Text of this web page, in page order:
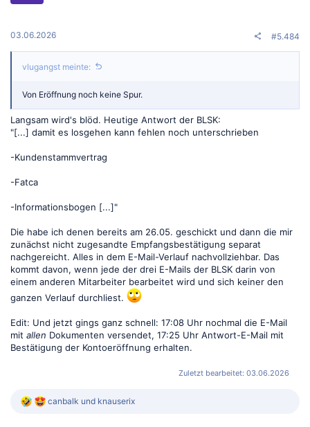
:
03.06.2026 #5.484
vlugangst meinte:
Von Eröffnung noch keine Spur.
Langsam wird's blöd. Heutige Antwort der BLSK:
"[...] damit es losgehen kann fehlen noch unterschrieben
-Kundenstammvertrag
-Fatca
-Informationsbogen [...]"
Die habe ich denen bereits am 26.05. geschickt und dann die mir
zunächst nicht zugesandte Empfangsbestätigung separat
nachgereicht. Alles in dem E-Mail-Verlauf nachvollziehbar. Das
kommt davon, wenn jede der drei E-Mails der BLSK darin von
einem anderen Mitarbeiter bearbeitet wird und sich keiner den
ganzen Verlauf durchliest.
Edit: Und jetzt gings ganz schnell: 17:08 Uhr nochmal die E-Mail
mit allen Dokumenten versendet, 17:25 Uhr Antwort-E-Mail mit
Bestätigung der Kontoeröffnung erhalten.
Zuletzt bearbeitet: 03.06.2026
R
canbalk und knauserix